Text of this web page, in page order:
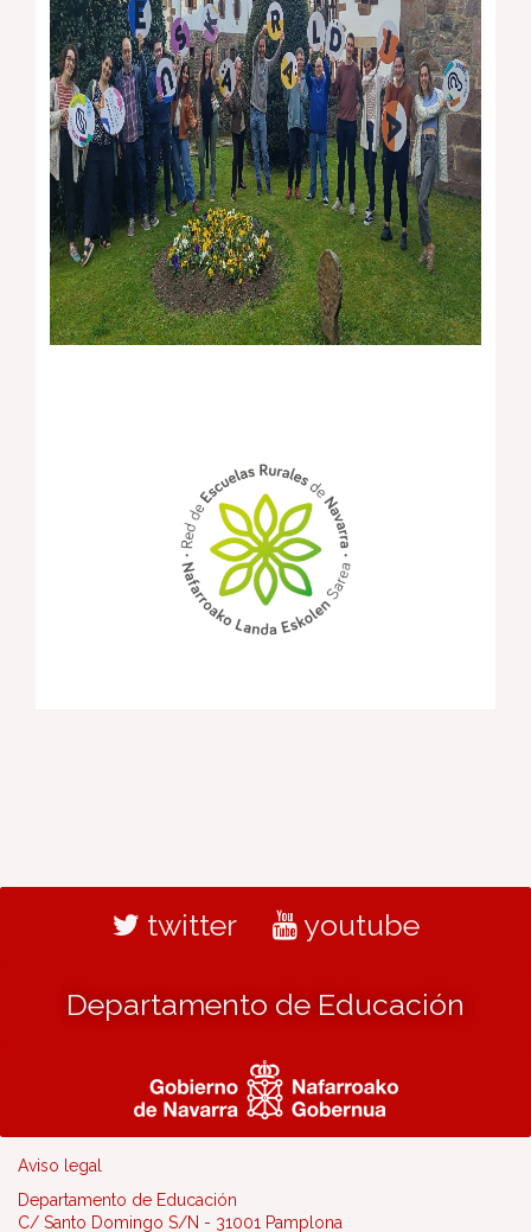
twitter youtube
Departamento de Educación
Aviso legal
Departamento de Educación
C/ Santo Domingo S/N - 31001 Pamplona